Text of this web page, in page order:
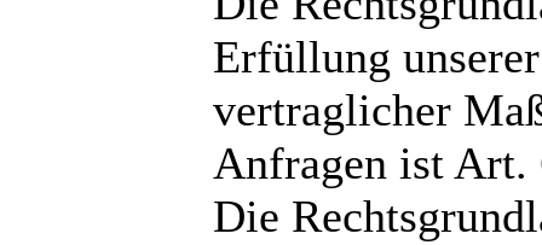
Erfüllung
vertraglicher
Anfragen ist
Die